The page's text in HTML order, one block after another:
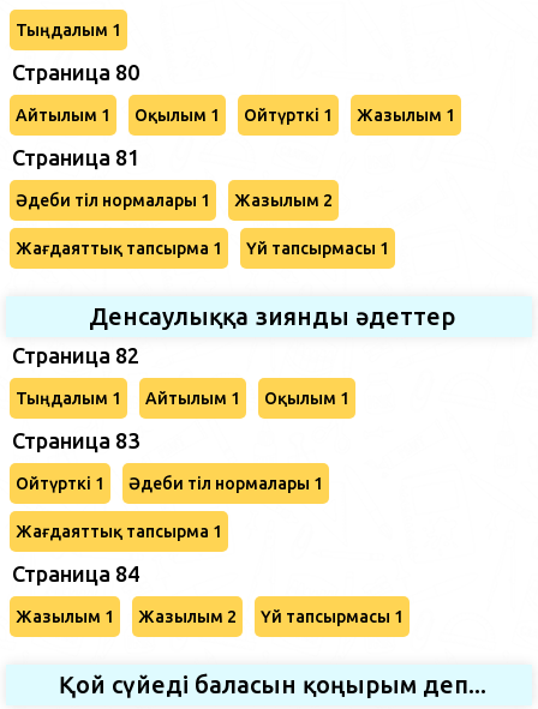
Тыңдалым 1
Страница 80
Айтылым 1 Оқылым 1 Ойтүрткі 1 Жазылым 1
Страница 81
Әдеби тіл нормалары 1 Жазылым 2
Жағдаяттық тапсырма 1 Үй тапсырмасы 1
Денсаулыққа зиянды әдеттер
Страница 82
Тыңдалым 1 Айтылым 1 Оқылым 1
Страница 83
Ойтүрткі 1 Әдеби тіл нормалары 1
Жағдаяттық тапсырма 1
Страница 84
Жазылым 1 Жазылым 2 Үй тапсырмасы 1
Қой сүйеді баласын қоңырым деп...